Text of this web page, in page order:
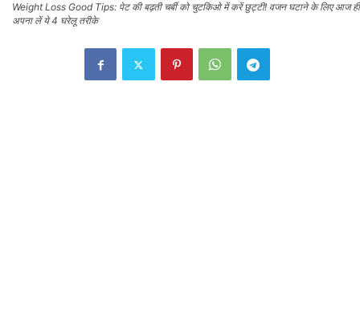
Weight Loss Good Tips: पेट की बढ़ती चर्बी को चुटकिओ में करें छुट्टी! वजन घटाने के लिए आज ही
अपना लें ये 4 घरेलू तरीके